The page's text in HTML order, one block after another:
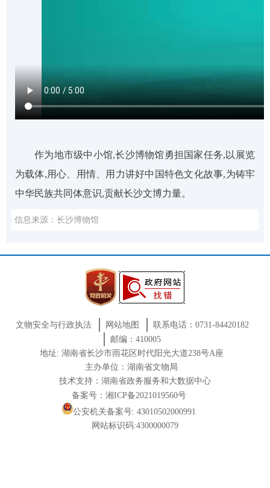
作为地市级中小馆,长沙博物馆勇担国家任务,以展览
为载体,用心、用情、用力讲好中国特色文化故事,为铸牢
中华民族共同体意识,贡献长沙文博力量。
信息来源：长沙博物馆
文物安全与行政执法 网站地图
联系电话：0731-84420182
邮编：410005
地址: 湖南省长沙市雨花区时代阳光大道238号A座
主办单位：湖南省文物局
技术支持：湖南省政务服务和大数据中心
备案号：湘ICP备2021019560号
公安机关备案号: 43010502000991
网站标识码:4300000079